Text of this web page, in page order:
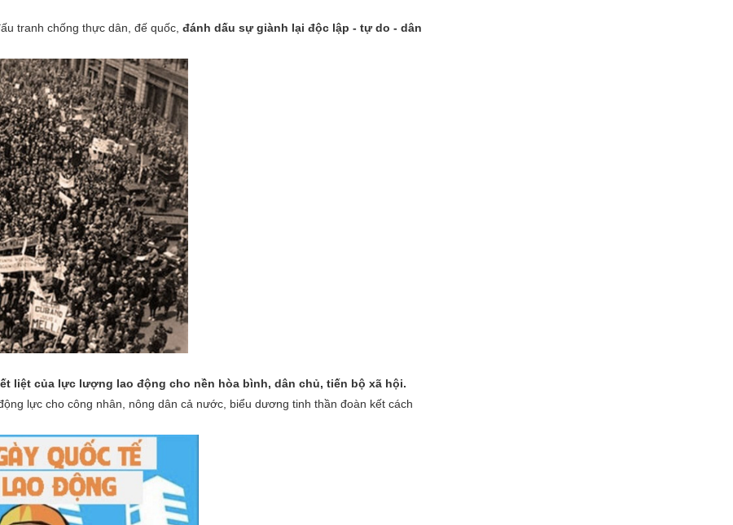
tranh chống thực dân, đế quốc, đánh dấu sự giành lại độc lập - tự do - dân
liệt của lực lượng lao động cho nền hòa bình, dân chủ, tiến bộ xã hội.
lực cho công nhân, nông dân cả nước, biểu dương tinh thần đoàn kết cách